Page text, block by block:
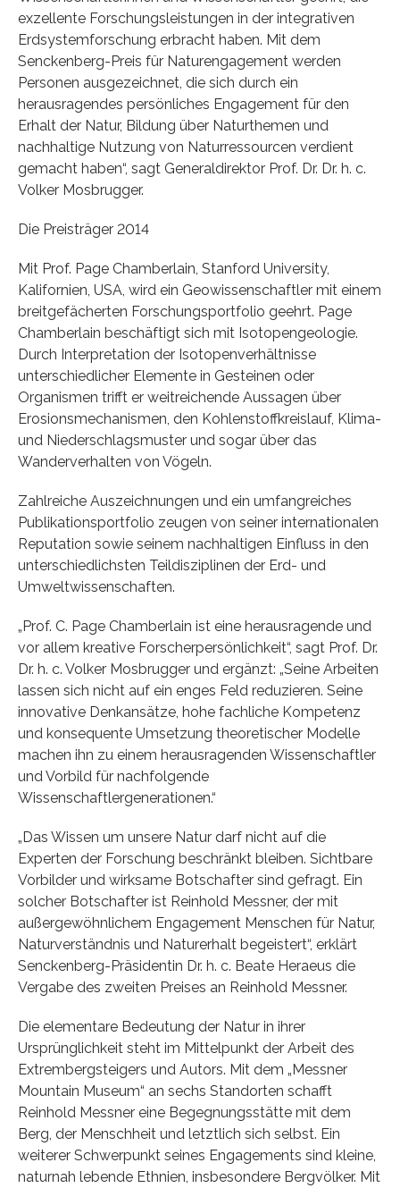
exzellente Forschungsleistungen in der integrativen
Erdsystemforschung erbracht haben. Mit dem
Senckenberg-Preis für Naturengagement werden
Personen ausgezeichnet, die sich durch ein
herausragendes persönliches Engagement für den
Erhalt der Natur, Bildung über Naturthemen und
nachhaltige Nutzung von Naturressourcen verdient
gemacht haben“, sagt Generaldirektor Prof. Dr. Dr. h. c.
Volker Mosbrugger.
Die Preisträger 2014
Mit Prof. Page Chamberlain, Stanford University,
Kalifornien, USA, wird ein Geowissenschaftler mit einem
breitgefächerten Forschungsportfolio geehrt. Page
Chamberlain beschäftigt sich mit Isotopengeologie.
Durch Interpretation der Isotopenverhältnisse
unterschiedlicher Elemente in Gesteinen oder
Organismen trifft er weitreichende Aussagen über
Erosionsmechanismen, den Kohlenstoffkreislauf, Klima-
und Niederschlagsmuster und sogar über das
Wanderverhalten von Vögeln.
Zahlreiche Auszeichnungen und ein umfangreiches
Publikationsportfolio zeugen von seiner internationalen
Reputation sowie seinem nachhaltigen Einfluss in den
unterschiedlichsten Teildisziplinen der Erd- und
Umweltwissenschaften.
„Prof. C. Page Chamberlain ist eine herausragende und
vor allem kreative Forscherpersönlichkeit“, sagt Prof. Dr.
Dr. h. c. Volker Mosbrugger und ergänzt: „Seine Arbeiten
lassen sich nicht auf ein enges Feld reduzieren. Seine
innovative Denkansätze, hohe fachliche Kompetenz
und konsequente Umsetzung theoretischer Modelle
machen ihn zu einem herausragenden Wissenschaftler
und Vorbild für nachfolgende
Wissenschaftlergenerationen.“
„Das Wissen um unsere Natur darf nicht auf die
Experten der Forschung beschränkt bleiben. Sichtbare
Vorbilder und wirksame Botschafter sind gefragt. Ein
solcher Botschafter ist Reinhold Messner, der mit
außergewöhnlichem Engagement Menschen für Natur,
Naturverständnis und Naturerhalt begeistert“, erklärt
Senckenberg-Präsidentin Dr. h. c. Beate Heraeus die
Vergabe des zweiten Preises an Reinhold Messner.
Die elementare Bedeutung der Natur in ihrer
Ursprünglichkeit steht im Mittelpunkt der Arbeit des
Extrembergsteigers und Autors. Mit dem „Messner
Mountain Museum“ an sechs Standorten schafft
Reinhold Messner eine Begegnungsstätte mit dem
Berg, der Menschheit und letztlich sich selbst. Ein
weiterer Schwerpunkt seines Engagements sind kleine,
naturnah lebende Ethnien, insbesondere Bergvölker. Mit